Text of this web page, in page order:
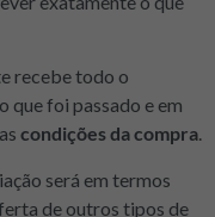
recebe todo o
que foi passado e em
condições da compra.
será em termos
de outros tipos de